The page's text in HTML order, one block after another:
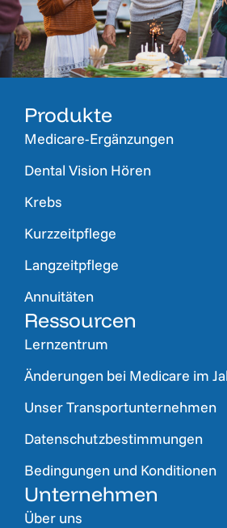
Produkte
Medicare-Ergänzungen
Dental Vision Hören
Krebs
Kurzzeitpflege
Langzeitpflege
Annuitäten
Ressourcen
Lernzentrum
Änderungen bei Medicare im
Unser Transportunternehmen
Datenschutzbestimmungen
Bedingungen und Konditionen
Unternehmen
Über uns